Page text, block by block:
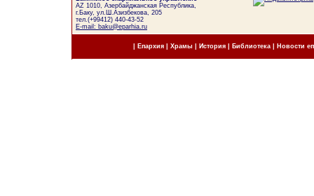
AZ 1010, Азербайджанская Республика,
г.Баку, ул.Ш.Азизбекова, 205
тел.(+99412) 440-43-52
E-mail: baku@eparhia.ru
Епархия| Храмы История| Библиотека Новости